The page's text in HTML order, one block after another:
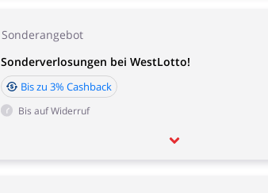
Sonderangebot
Sonderverlosungen bei WestLotto!
Bis zu 3% Cashback
Bis auf Widerruf